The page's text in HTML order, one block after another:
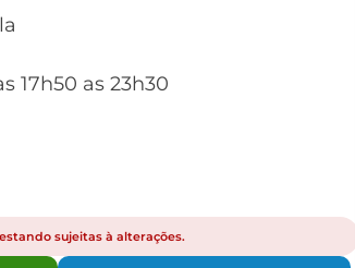
17h50 as 23h30
sujeitas à alterações.